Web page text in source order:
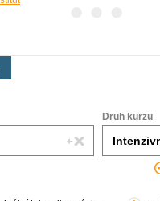
Druh kurzu